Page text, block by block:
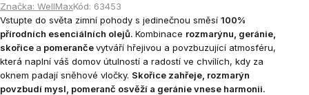
Značka: WellMaxKód: 63453
Vstupte do světa zimní pohody s jedinečnou směsí 100%
přírodních esenciálních olejů. Kombinace rozmarýnu, geránie,
skořice a pomerančevytváří hřejivou a povzbuzující atmosféru,
která naplní váš domov útulností a radostí ve chvílích, kdy za
oknem padají sněhové vločky. Skořice zahřeje, rozmarýn
povzbudí mysl, pomeranč osvěží a geránie vnese harmonii.